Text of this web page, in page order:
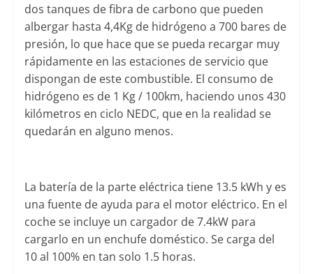
dos tanques de fibra de carbono que pueden
albergar hasta 4,4Kg de hidrógeno a 700 bares de
presión, lo que hace que se pueda recargar muy
rápidamente en las estaciones de servicio que
dispongan de este combustible. El consumo de
hidrógeno es de 1 Kg / 100km, haciendo unos 430
kilómetros en ciclo NEDC, que en la realidad se
quedarán en alguno menos.
La batería de la parte eléctrica tiene 13.5 kWh y es
una fuente de ayuda para el motor eléctrico. En el
coche se incluye un cargador de 7.4kW para
cargarlo en un enchufe doméstico. Se carga del
10 al 100% en tan solo 1.5 horas.